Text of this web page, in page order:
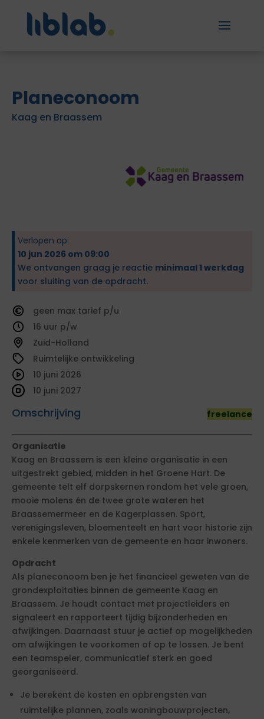
Planeconoom
Kaag en Braassem
Verlopen op:
10 jun 2026 om 09:00
We ontvangen graag je reactie minimaal 1 werkdag
voor sluiting van de opdracht.
geen
tarief
16
Zuid-Holland
Ruimtelijke ontwikkeling
Omschrijving freelance
10 juni 2026
10 juni 2027
Organisatie
Kaag en Braassem is een kleine organisatie in een
uitgestrekt gebied, midden in het Groene Hart. De
gemeente telt elf dorpskernen rondom het vele groen,
mooie molens én de twee grote wateren het
Braassemermeer en de Kagerplassen. Sport,
verenigingsleven, bloementeelt en hart voor historie zijn
enkele kenmerken van de gemeente en haar inwoners.
Opdracht
Als planeconoom ben je het financieel geweten van de
grondexploitaties binnen de gemeente Kaag en
Braassem. Je houdt contact met projectleiders en
signaleert en rapporteert tijdig bijzonderheden en
afwijkingen. Daarnaast stuur je actief op mogelijkheden
om afwijkingen te voorkomen of op te lossen. Je bent
een teamspeler, communicatief sterk en goed
georganiseerd.
Je berekent de kosten en opbrengsten van
ruimtelijke plannen, zoals woningbouwprojecten,